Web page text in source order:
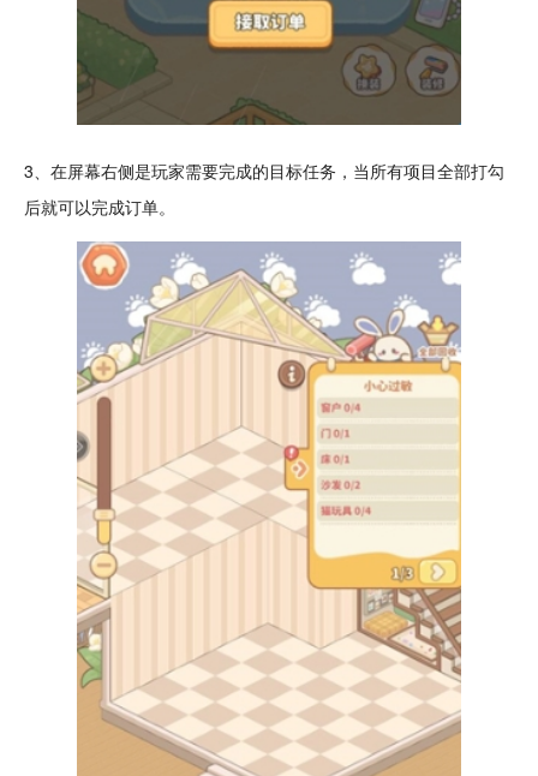
3、在屏幕右侧是玩家需要完成的目标任务 ，当所有项目全部打勾
后就可以完成订单。